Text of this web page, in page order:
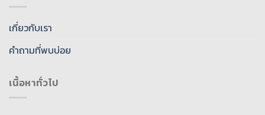
เกี่ยวกับเรา
คำถามที่พบบ่อย
เนื้อหาทั่วไป